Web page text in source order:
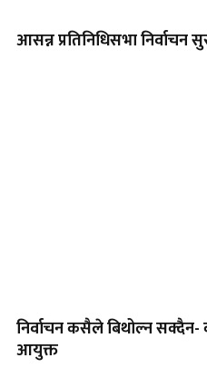
आसन्न प्रतिनिधिसभा निर्वाचन
निर्वाचन कसैले बिथोल्न सक्दैन-
आयुक्त